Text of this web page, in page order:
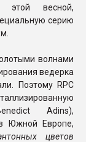
этой весной,
серию
волнами
ведерка
Поэтому RPC
Adins),
Южной Европе,
цветов